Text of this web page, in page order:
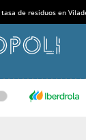
de residuos en